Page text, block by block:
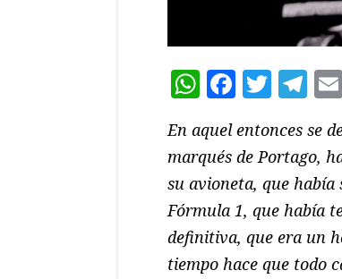
WhatsApp
En aquel entonces se
marqués de Portago,
su avioneta, que había
Fórmula 1, que había
definitiva, que era un
tiempo hace que todo